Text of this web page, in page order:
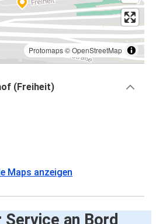
Protomaps©OpenStreetMap
(Freiheit)
Maps anzeigen
an Bord